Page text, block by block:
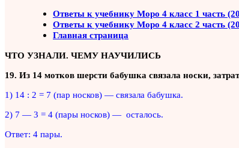
Ответы к учебнику Моро 4 класс 1 часть
Ответы к учебнику Моро 4 класс 2 часть
Главная страница
ЧТО УЗНАЛИ. ЧЕМУ НАУЧИЛИСЬ
19. Из 14 мотков шерсти бабушка связала носки,
1) 14 : 2 = 7 (пар носков) — связала бабушка.
2) 7 — 3 = 4 (пары носков) — осталось.
Ответ: 4 пары.